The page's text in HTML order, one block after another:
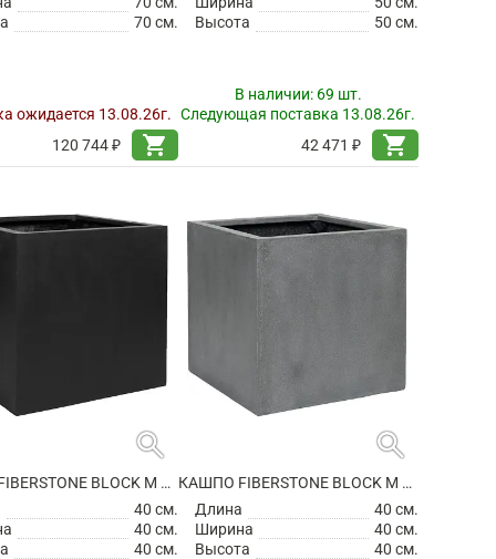
70 см.
ожидается 13.08.26г.
120 744 ₽
shopping_cart
Высота
50 см.
В наличии: 69 шт.
Следующая поставка 13.08.26г.
42 471 ₽
shopping_cart
search
КАШПО FIBERSTONE BLOCK M BLACK
40 см.
40 см.
40 см.
search
КАШПО FIBERSTONE BLOCK M GREY
Длина
40 см.
Ширина
40 см.
Высота
40 см.